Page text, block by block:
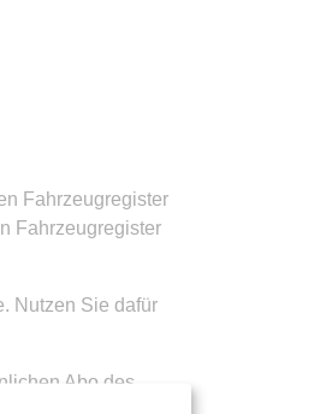
Fahrzeugregister
Fahrzeugregister
Nutzen Sie dafür
Abo des